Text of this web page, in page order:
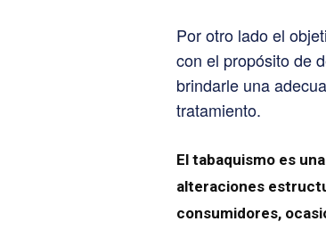
Por otro lado el
con el propósito de
brindarle una
tratamiento.
El tabaquismo es
alteraciones
consumidores,